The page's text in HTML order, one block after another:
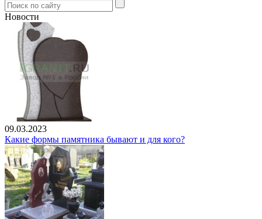
Новости
09.03.2023
Какие формы памятника бывают и для кого?